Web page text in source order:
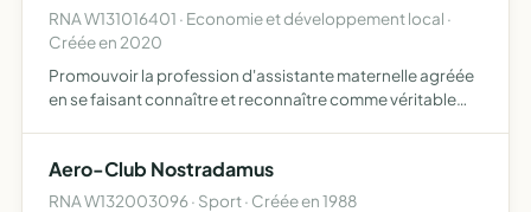
RNA W131016401 · Economie et développement local ·
Créée en 2020
Promouvoir la profession d'assistante maternelle agréée
en se faisant connaître et reconnaître comme véritable
Aero-Club Nostradamus
RNA W132003096 · Sport · Créée en 1988